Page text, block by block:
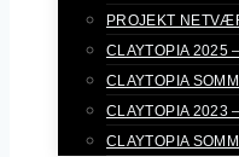
PROJEKT
CLAYTOPIA 2025
CLAYTOPIA
CLAYTOPIA 2023
CLAYTOPIA